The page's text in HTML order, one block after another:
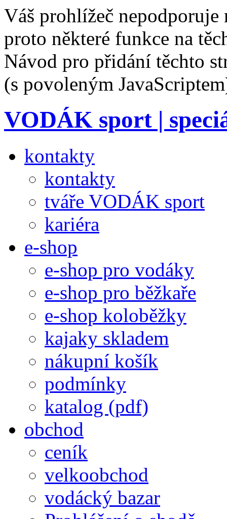
Váš prohlížeč nepodporuje
proto některé funkce na
Návod pro přidání těchto
(s povoleným
VODÁK sport |
kontakty
kontakty
tváře VODÁK sport
kariéra
e-shop
e-shop pro vodáky
e-shop pro běžkaře
e-shop koloběžky
kajaky skladem
nákupní košík
podmínky
katalog (pdf)
obchod
ceník
velkoobchod
vodácký bazar